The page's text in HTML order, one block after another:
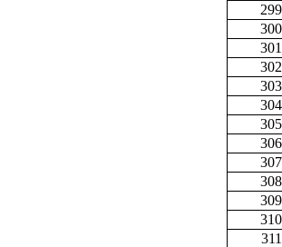
299
300
301
302
303
304
305
306
307
308
309
310
311